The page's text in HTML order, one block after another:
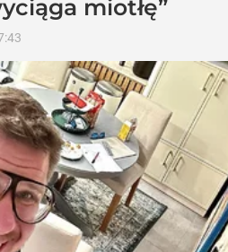
miotłę”